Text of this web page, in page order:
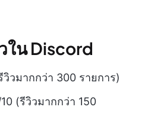
ใน Discord
วิวมากกว่า 300 รายการ)
(รีวิวมากกว่า 150